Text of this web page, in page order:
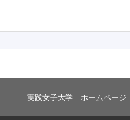
実践女子大学 ホームページ